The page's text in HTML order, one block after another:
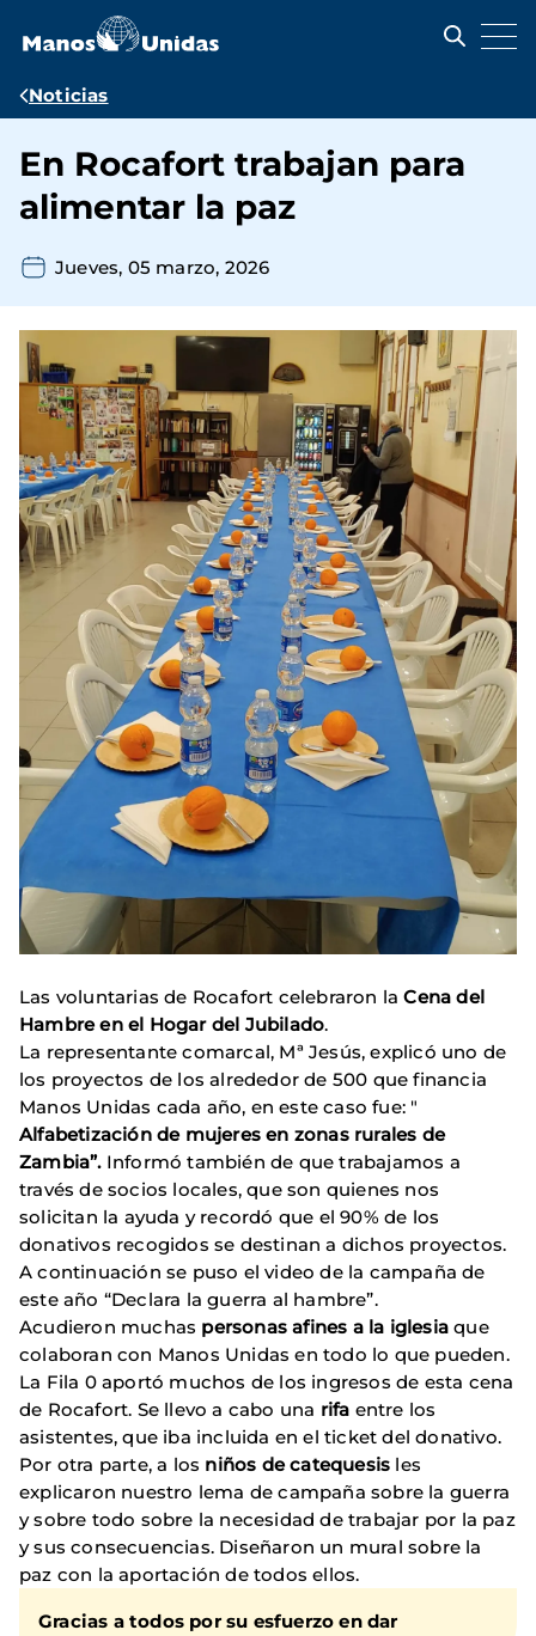
contenido
Ruta
navegación
Noticias
En Rocafort trabajan para
alimentar la paz
Jueves, 05 marzo, 2026
Las voluntarias de Rocafort celebraron laCena del
Hambre en el Hogar del Jubilado.
La representante comarcal, Mª Jesús, explicó uno de
los proyectos de los alrededor de 500 que financia
Manos Unidas cada año, en este caso fue: "
Alfabetización de mujeres en zonas rurales de
Zambia”.Informó también de que trabajamos a
través de socios locales, que son quienes nos
solicitan la ayuda y recordó que el 90% de los
donativos recogidos se destinan a dichos proyectos.
A continuación se puso el video de la campaña de
este año “Declara la guerra al hambre”.
Acudieron muchas personas afines a la iglesia que
colaboran con Manos Unidas en todo lo que pueden.
La Fila 0 aportó muchos de los ingresos de esta cena
de Rocafort. Se llevo a cabo una rifa entre los
asistentes, que iba incluida en el ticket del donativo.
Por otra parte, a los niños de catequesis les
explicaron nuestro lema de campaña sobre la guerra
y sobre todo sobre la necesidad de trabajar por la paz
y sus consecuencias. Diseñaron un mural sobre la
paz con la aportación de todos ellos.
Gracias a todos por su esfuerzo en dar